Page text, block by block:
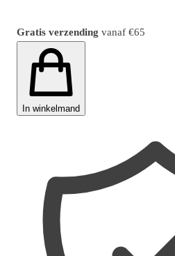
Gratis verzending vanaf €65
In winkelmand